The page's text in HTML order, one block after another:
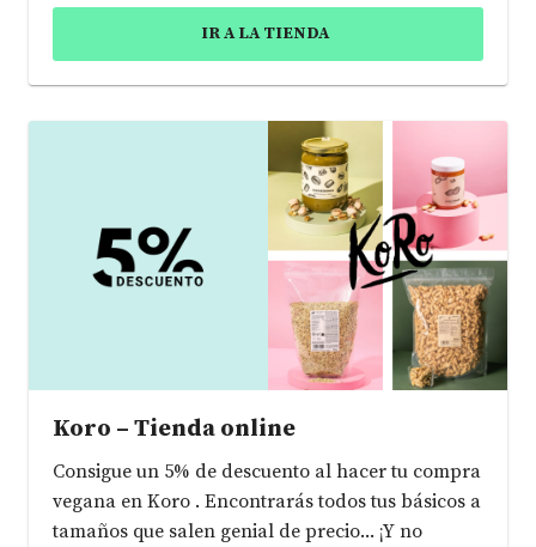
IR A LA TIENDA
Koro – Tienda online
Consigue un 5% de descuento al hacer tu compra
vegana en Koro . Encontrarás todos tus básicos a
tamaños que salen genial de precio... ¡Y no